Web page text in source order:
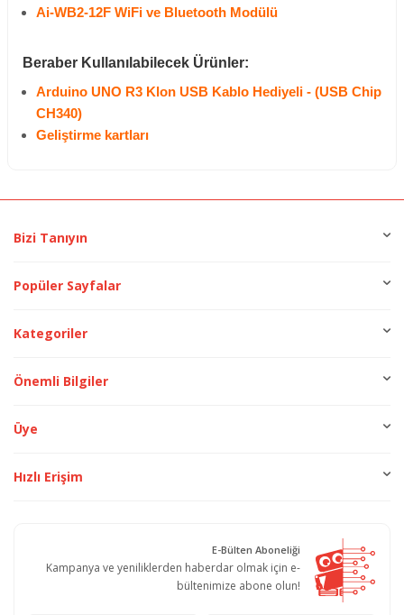
Ai-WB2-12F WiFi ve Bluetooth Modülü
Beraber Kullanılabilecek Ürünler:
Arduino UNO R3 Klon USB Kablo Hediyeli - (USB Chip
CH340)
Geliştirme kartları
Bizi Tanıyın
Popüler Sayfalar
Kategoriler
Önemli Bilgiler
Üye
Hızlı Erişim
E-Bülten Aboneliği
Kampanya ve yeniliklerden haberdar olmak için e-
bültenimize abone olun!